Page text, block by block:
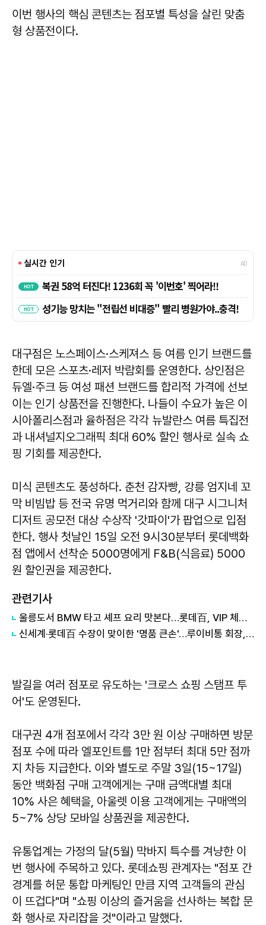
이번 행사의 핵심 콘텐츠는 점포별 특성을 살린 맞춤
형 상품전이다.
대구점은 노스페이스·스케져스 등 여름 인기 브랜드를
한데 모은 스포츠·레저 박람회를 운영한다. 상인점은
듀엘·주크 등 여성 패션 브랜드를 합리적 가격에 선보
이는 인기 상품전을 진행한다. 나들이 수요가 높은 이
시아폴리스점과 율하점은 각각 뉴발란스 여름 특집전
과 내셔널지오그래픽 최대 60% 할인 행사로 실속 쇼
핑 기회를 제공한다.
미식 콘텐츠도 풍성하다. 춘천 감자빵, 강릉 엄지네 꼬
막 비빔밥 등 전국 유명 먹거리와 함께 대구 시그니처
디저트 공모전 대상 수상작 '갓파이'가 팝업으로 입점
한다. 행사 첫날인 15일 오전 9시30분부터 롯데백화
점 앱에서 선착순 5000명에게 F&B(식음료) 5000
원 할인권을 제공한다.
관련기사
울릉도서 BMW 타고 셰프 요리 맛본다…롯데百, VIP 체험 콘텐츠 확대
신세계·롯데百 수장이 맞이한 '명품 큰손'…루이비통 회장, 3년 만에 방한
발길을 여러 점포로 유도하는 '크로스 쇼핑 스탬프 투
어'도 운영된다.
대구권 4개 점포에서 각각 3만 원 이상 구매하면 방문
점포 수에 따라 엘포인트를 1만 점부터 최대 5만 점까
지 차등 지급한다. 이와 별도로 주말 3일(15~17일)
동안 백화점 구매 고객에게는 구매 금액대별 최대
10% 사은 혜택을, 아울렛 이용 고객에게는 구매액의
5~7% 상당 모바일 상품권을 제공한다.
유통업계는 가정의 달(5월) 막바지 특수를 겨냥한 이
번 행사에 주목하고 있다. 롯데쇼핑 관계자는 "점포 간
경계를 허문 통합 마케팅인 만큼 지역 고객들의 관심
이 뜨겁다"며 "쇼핑 이상의 즐거움을 선사하는 복합 문
화 행사로 자리잡을 것"이라고 말했다.